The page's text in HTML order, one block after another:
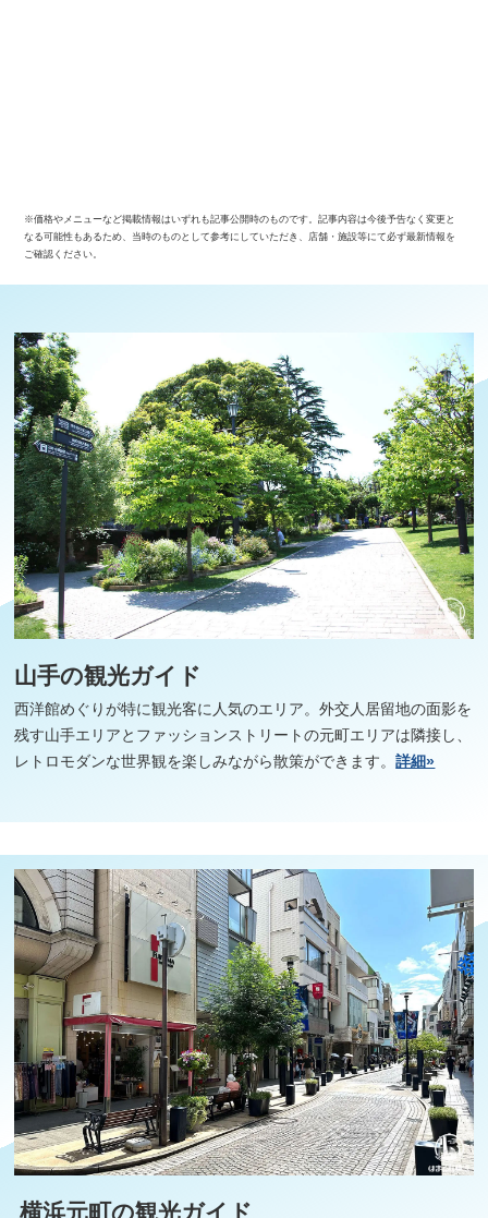
※価格やメニューなど掲載情報はいずれも記事公開時のものです。記事内容は今後予告なく変更と
なる可能性もあるため、当時のものとして参考にしていただき、店舗・施設等にて必ず最新情報を
ご確認ください。
山手の観光ガイド
西洋館めぐりが特に観光客に人気のエリア。外交人居留地の面影を
残す山手エリアとファッションストリートの元町エリアは隣接し、
レトロモダンな世界観を楽しみながら散策ができます。詳細»
横浜元町の観光ガイド